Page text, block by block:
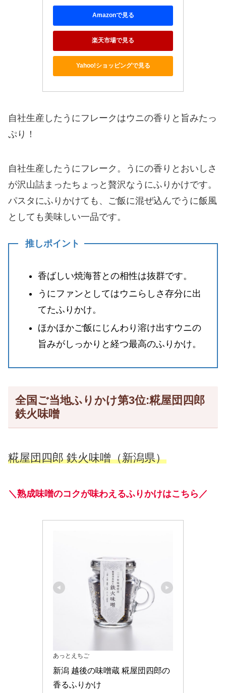
Amazonで見る
楽天市場で見る
Yahoo!ショッピングで見る
自社生産したうにフレークはウニの香りと旨みたっ
ぷり！
自社生産したうにフレーク。うにの香りとおいしさ
が沢山詰まったちょっと贅沢なうにふりかけです。
パスタにふりかけても、ご飯に混ぜ込んでうに飯風
としても美味しい一品です。
推しポイント
香ばしい焼海苔との相性は抜群です。
うにファンとしてはウニらしさ存分に出
てたふりかけ。
ほかほかご飯にじんわり溶け出すウニの
旨みがしっかりと経つ最高のふりかけ。
全国ご当地ふりかけ第3位:糀屋団四郎
鉄火味噌
糀屋団四郎 鉄火味噌（新潟県）
＼熟成味噌のコクが味わえるふりかけはこちら／
あっとえちご
新潟 越後の味噌蔵 糀屋団四郎の
香るふりかけ